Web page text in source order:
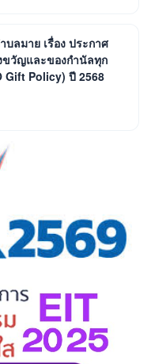
ลมาย เรื่อง ประกาศ
ขวัญและของกำนัลทุก
Gift Policy) ปี 2568